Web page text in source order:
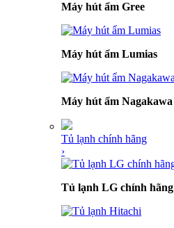
Máy hút ẩm Gree
Máy hút ẩm Lumias
Máy hút ẩm Nagakawa
Tủ lạnh chính hãng
›
Tủ lạnh LG chính hãng